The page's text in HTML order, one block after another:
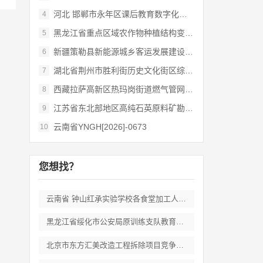
4 河北 邯郸市永年区课后教育数字化管理平台
5 黑龙江省重点区域农作物种植结构变化遥感
6 新疆策勒县新能源城乡客运发展建设项目
7 湖北省荆州市胜利街历史文化街区综合开发和
8 西藏拉萨高新区热玛岗街道燃气管网全覆盖延
9 江苏省东北部地区高纯石英原料矿勘查岩心钻
10 云南省YNGH[2026]-0673
您想找？
云南省 钟山红承实验学校各食堂加工人员劳
黑龙江省绥化市公安局原训练支队教育培训期